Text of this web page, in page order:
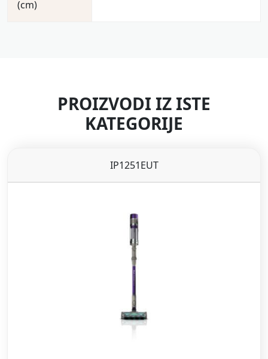
(cm)
PROIZVODI IZ ISTE
KATEGORIJE
IP1251EUT